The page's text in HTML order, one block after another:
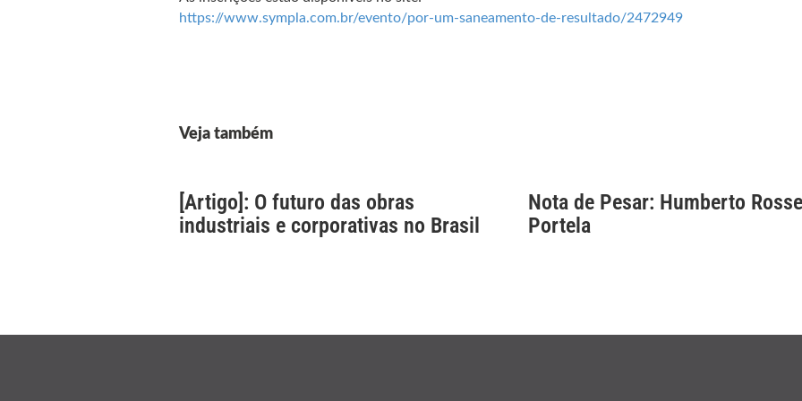
https://www.sympla.com.br/evento/por-um-saneamento-de-resultado/2472949
Veja também
[Artigo]: O futuro das obras
industriais e corporativas no Brasil
Nota de Pesar: Humberto
Portela